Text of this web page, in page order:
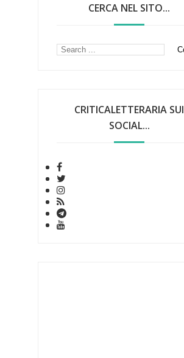
CERCA NEL SITO...
CRITICALETTERARIA SUI
SOCIAL...